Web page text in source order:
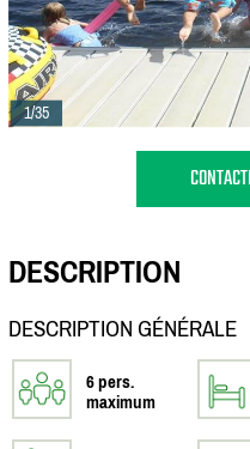
1/35
DESCRIPTION
DESCRIPTION GÉNÉRALE
6 pers.
maximum